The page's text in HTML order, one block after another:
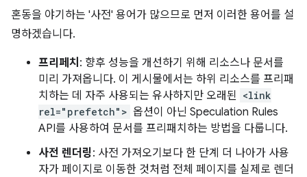
혼동을 야기하는 '사전' 용어가 많으므로 먼저 이러한 용어를 설
명하겠습니다.
프리페치 : 향후 성능을 개선하기 위해 리소스나 문서를
미리 가져옵니다. 이 게시물에서는 하위 리소스를 프리패
치하는 데 자주 사용되는 유사하지만 오래된 <link
rel="prefetch"> 옵션이 아닌 Speculation Rules
API를 사용하여 문서를 프리패치하는 방법을 다룹니다.
사전 렌더링: 사전 가져오기보다 한 단계 더 나아가 사용
자가 페이지로 이동한 것처럼 전체 페이지를 실제로 렌더